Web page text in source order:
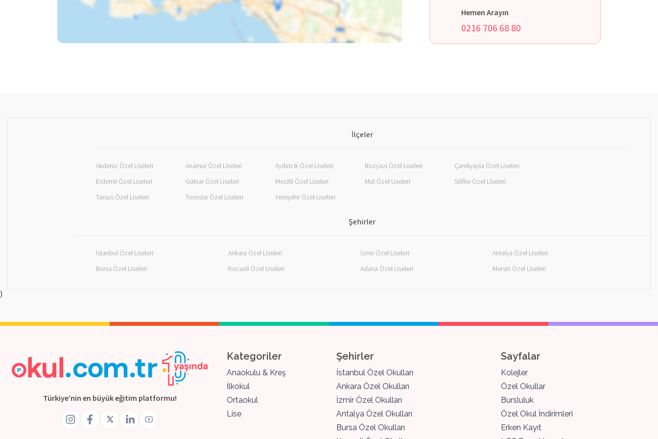
Hemen Arayın
0216 706 68 80
İlçeler
Akdeniz Özel Liseleri Anamur Özel Liseleri Aydıncık Özel Liseleri Bozyazı Özel Liseleri
Çamlıyayla Özel Liseleri
Erdemli Özel Liseleri
Gülnar Özel Liseleri Mezitli Özel Liseleri Mut Özel Liseleri
Silifke Özel Liseleri
Tarsus Özel Liseleri
Toroslar Özel Liseleri Yenişehir Özel Liseleri
Şehirler
İstanbul Özel Liseleri Ankara Özel Liseleri İzmir Özel Liseleri
Antalya Özel Liseleri
Bursa Özel Liseleri
Kocaeli Özel Liseleri Adana Özel Liseleri Mersin Özel Liseleri
)
Türkiye’nin en büyük eğitim platformu!
Kategoriler
Anaokulu & Kreş
İlkokul
Ortaokul
Lise
Şehirler
İstanbul Özel Okulları
Ankara Özel Okulları
İzmir Özel Okulları
Antalya Özel Okulları
Bursa Özel Okulları
Sayfalar
Kolejler
Özel Okullar
Bursluluk
Özel Okul İndirimleri
Erken Kayıt